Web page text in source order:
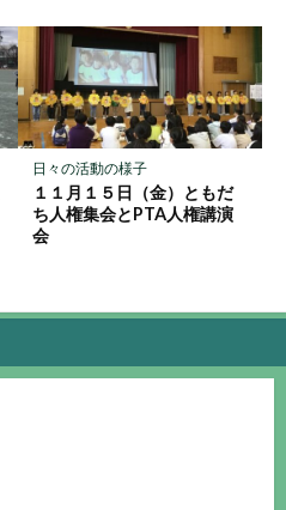
日々の活動の様子
１１月１５日（金）ともだ
ち人権集会とPTA人権講演
会